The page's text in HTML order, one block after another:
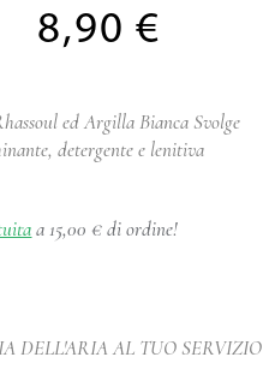
8,90€
ed Argilla Bianca Svolge
detergente e lenitiva
a 15,00 € di ordine!
DELL'ARIA AL TUO SERVIZIO